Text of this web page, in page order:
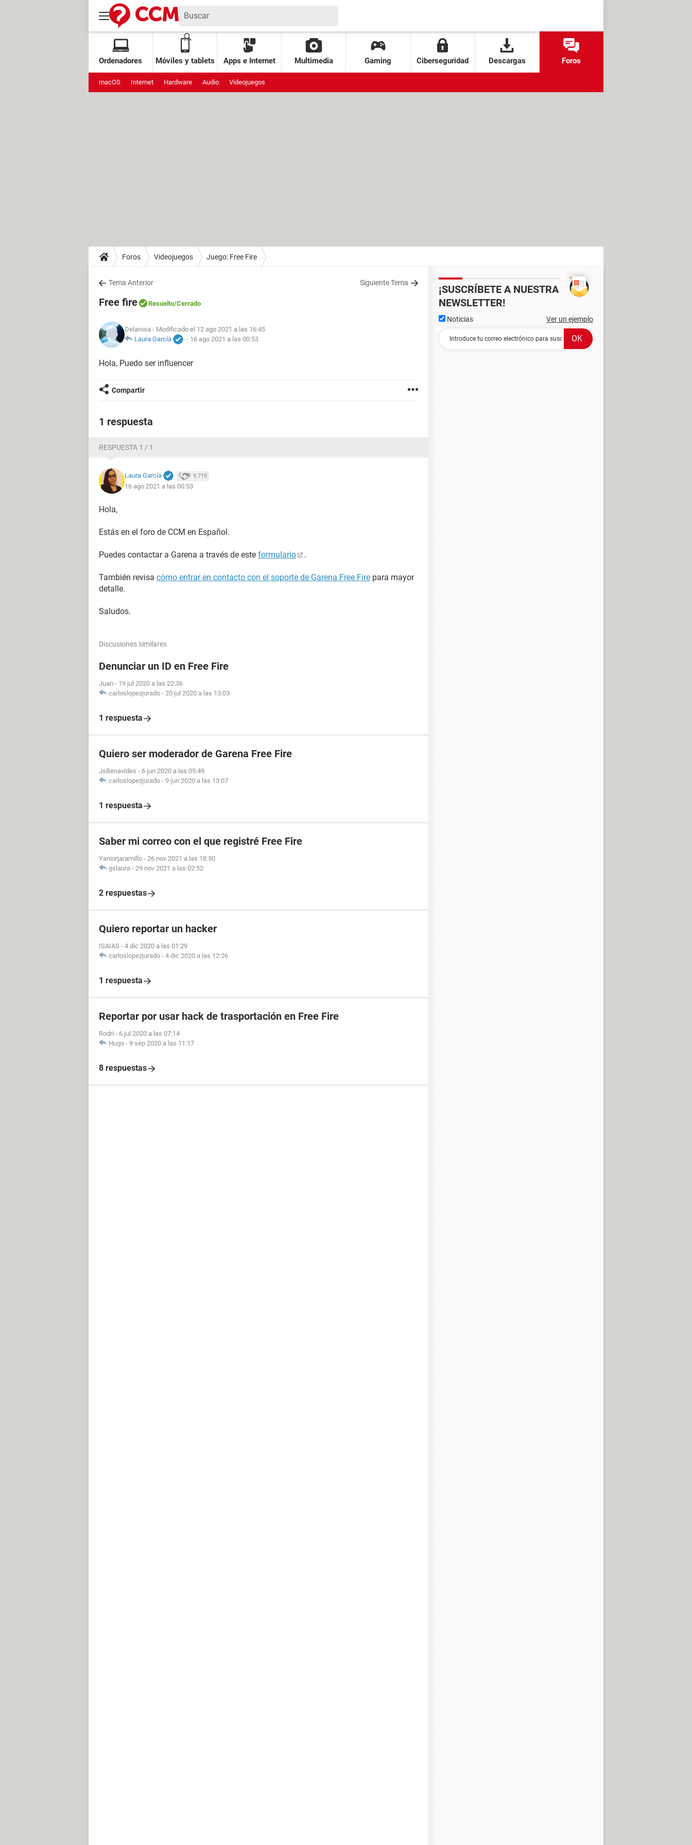
Ordenadores Móviles y tablets Apps e Internet Multimedia Gaming Ciberseguridad Descargas Foros
macOS Internet Hardware Audio Videojuegos
Foros Videojuegos Juego: Free Fire
Tema Anterior Siguiente Tema
Free fire Resuelto/Cerrado
Delarosa - Modificado el 12 ago 2021 a las 16:45
Laura García
- 16 ago 2021 a las 00:53
Hola, Puedo ser influencer
Compartir
1 respuesta
RESPUESTA 1 / 1
Laura García 9.719
16 ago 2021 a las 00:53
Hola,
Estás en el foro de CCM en Español.
Puedes contactar a Garena a través de este formulario .
También revisa cómo entrar en contacto con el soporte de Garena Free Fire para mayor
detalle.
Saludos.
Discusiones similares
Denunciar un ID en Free Fire
Juan - 19 jul 2020 a las 22:36
carloslopezjurado - 20 jul 2020 a las 13:03
1 respuesta
Quiero ser moderador de Garena Free Fire
JsBenavides - 6 jun 2020 a las 05:49
carloslopezjurado - 9 jun 2020 a las 13:07
1 respuesta
Saber mi correo con el que registré Free Fire
Yaniorjaramillo - 26 nov 2021 a las 18:50
gslaura - 29 nov 2021 a las 02:52
2 respuestas
Quiero reportar un hacker
ISAIAS - 4 dic 2020 a las 01:29
carloslopezjurado - 4 dic 2020 a las 12:26
1 respuesta
Reportar por usar hack de trasportación en Free Fire
Rodri - 6 jul 2020 a las 07:14
Hugo - 9 sep 2020 a las 11:17
8 respuestas
¡SUSCRÍBETE A NUESTRA
NEWSLETTER!
Noticias Ver un ejemplo